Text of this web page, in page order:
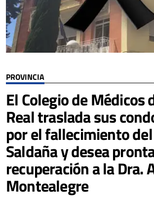
PROVINCIA
El Colegio de Médicos
Real traslada sus
por el fallecimiento del
Saldaña y desea
recuperación a la Dra.
Montealegre